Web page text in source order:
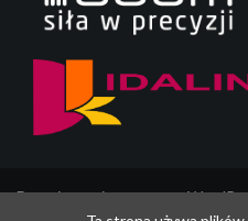
Dumnie wspierane przez